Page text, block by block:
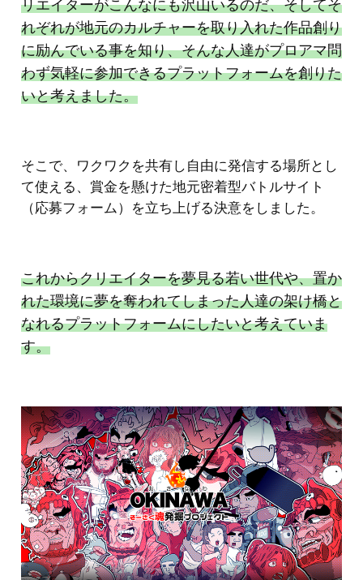
リエイターがこんなにも沢山いるのだ、そしてそ
れぞれが地元のカルチャーを取り入れた作品創り
に励んでいる事を知り、そんな人達がプロアマ問
わず気軽に参加できるプラットフォームを創りた
いと考えました。
そこで、ワクワクを共有し自由に発信する場所とし
て使える、賞金を懸けた地元密着型バトルサイト
（応募フォーム）を立ち上げる決意をしました。
これからクリエイターを夢見る若い世代や、置か
れた環境に夢を奪われてしまった人達の架け橋と
なれるプラットフォームにしたいと考えていま
す。